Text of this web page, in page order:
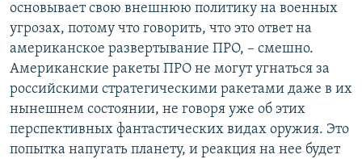
основывает свою внешнюю политику на военных
угрозах, потому что говорить, что это ответ на
американское развертывание ПРО, – смешно.
Американские ракеты ПРО не могут угнаться за
российскими стратегическими ракетами даже в их
нынешнем состоянии, не говоря уже об этих
перспективных фантастических видах оружия. Это
попытка напугать планету, и реакция на нее будет